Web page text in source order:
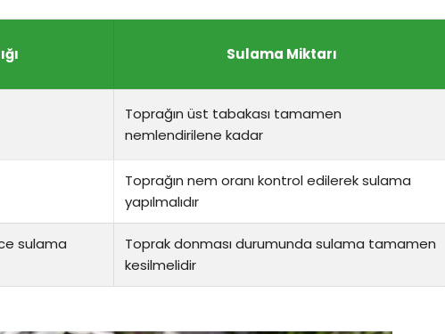
Sulama Miktarı
Toprağın üst tabakası tamamen
nemlendirilene kadar
Toprağın nem oranı kontrol edilerek sulama
yapılmalıdır
sulama
Toprak donması durumunda sulama tamamen
kesilmelidir